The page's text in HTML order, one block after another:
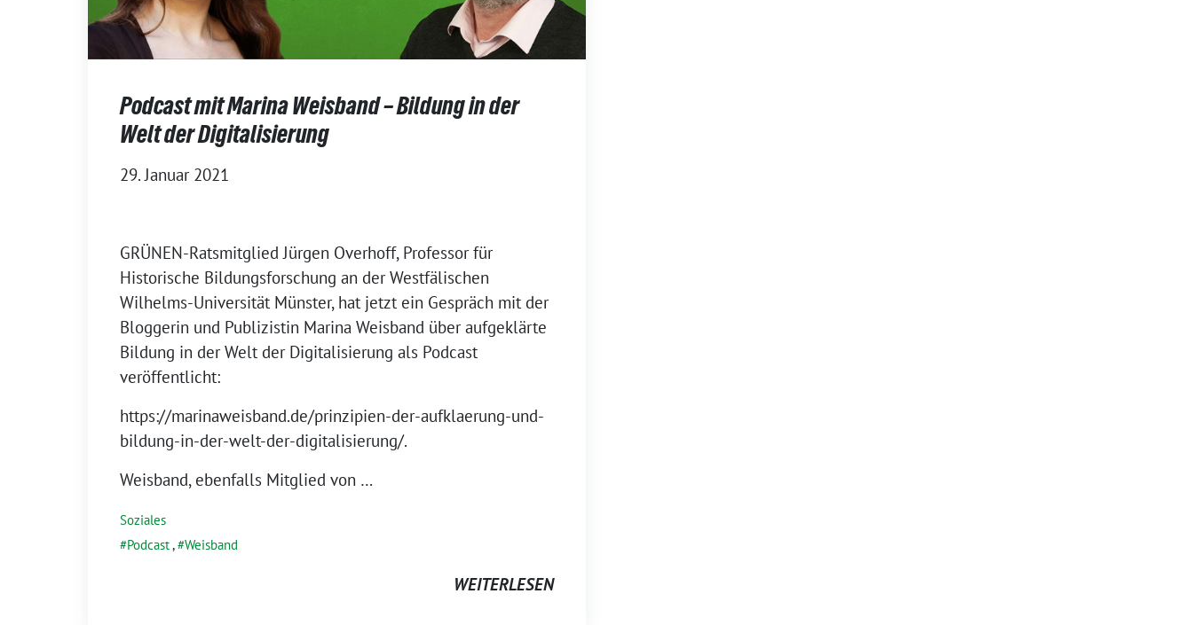
Podcast mit Marina Weisband – Bildung in der
Welt der Digitalisierung
29. Januar 2021
GRÜNEN-Ratsmitglied Jürgen Overhoff, Professor für
Historische Bildungsforschung an der Westfälischen
Wilhelms-Universität Münster, hat jetzt ein Gespräch mit der
Bloggerin und Publizistin Marina Weisband über aufgeklärte
Bildung in der Welt der Digitalisierung als Podcast
veröffentlicht:
https://marinaweisband.de/prinzipien-der-aufklaerung-und-
bildung-in-der-welt-der-digitalisierung/.
Weisband, ebenfalls Mitglied von …
Soziales
Podcast, Weisband
WEITERLESEN